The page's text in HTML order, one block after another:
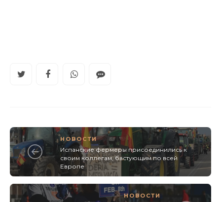
НОВОСТИ
Испанские фермеры присоединились к
своим коллегам, бастующим по всей
Европе
НОВОСТИ